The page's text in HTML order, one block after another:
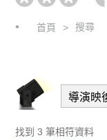
首頁 搜尋
找到 3 筆相符資料